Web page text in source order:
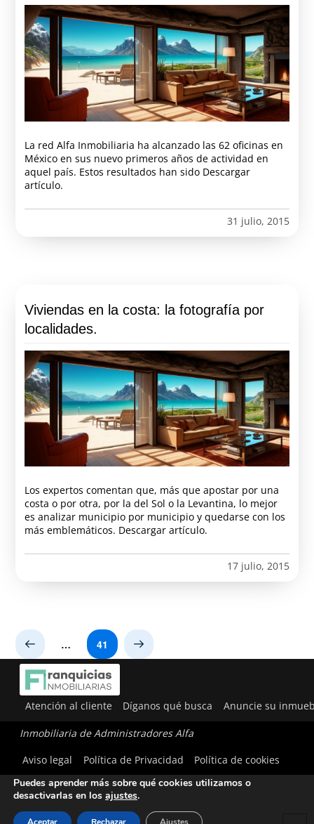
La red Alfa Inmobiliaria ha alcanzado las 62 oficinas en
México en sus nuevo primeros años de actividad en
aquel país. Estos resultados han sido Descargar
artículo.
31 julio, 2015
Viviendas en la costa: la fotografía por
localidades.
Los expertos comentan que, más que apostar por una
costa o por otra, por la del Sol o la Levantina, lo mejor
es analizar municipio por municipio y quedarse con los
más emblemáticos. Descargar artículo.
17 julio, 2015
Prev … 41 Next
Atención al cliente Díganos qué busca Anuncie su
Inmobiliaria de Administradores Alfa
Aviso legal
Política de Privacidad Política de cookies
Utilizamos cookies para ofrecerte la mejor experiencia en
nuestra web.
Puedes aprender más sobre qué cookies utilizamos o
desactivarlas en los ajustes.